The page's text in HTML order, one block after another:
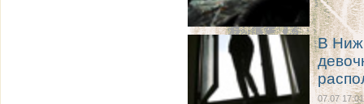
В
07.07 17:01